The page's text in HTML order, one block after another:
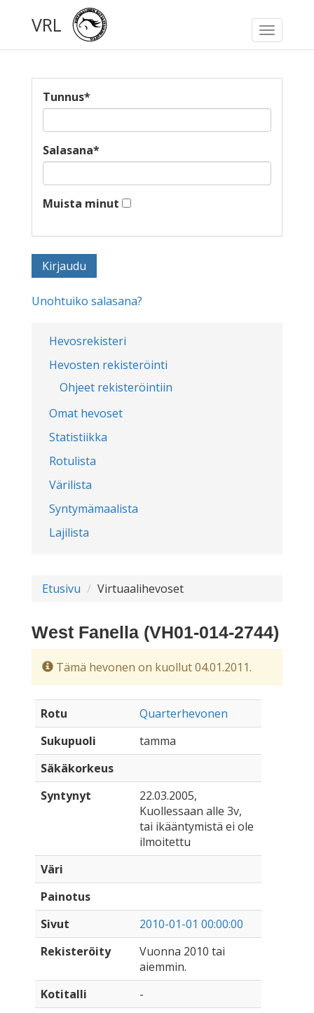
Toggle
VRL
Hevosrekisteri
Hevosten rekisteröinti
Ohjeet rekisteröintiin
Omat hevoset
Statistiikka
Rotulista
Värilista
Syntymämaalista
Lajilista
Tunnus*
Salasana*
Muista minut
Unohtuiko salasana?
Etusivu Virtuaalihevoset
West Fanella (VH01-014-2744)
Tämä hevonen on kuollut 04.01.2011.
Rotu
Quarterhevonen
Sukupuoli
tamma
Säkäkorkeus
Syntynyt
22.03.2005,
Kuollessaan alle 3v,
tai ikääntymistä ei ole
ilmoitettu
Väri
Painotus
Sivut
2010-01-01 00:00:00
Rekisteröity
Vuonna 2010 tai
aiemmin.
Kotitalli
-